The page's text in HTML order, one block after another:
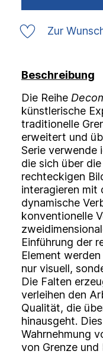
Zur
Beschreibung
Die Reihe
künstlerische
traditionelle
erweitert und
Serie verwende
die sich über
rechteckigen
interagieren mit
dynamische
konventionelle
Einführung der
Element
nur visuell,
Die Falten
verleihen den
Qualität, die
hinausgeht.
Wahrnehmung
von Grenze und